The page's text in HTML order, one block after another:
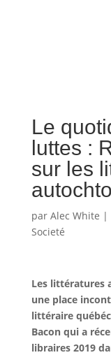
Le
luttes :
sur les
par Alec White |
Societé
Les littératures
une place
littéraire
Bacon qui a
libraires 2019